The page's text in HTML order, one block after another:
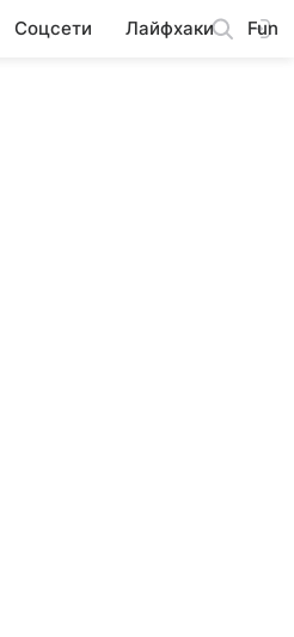
Соцсети Лайфхаки Fun